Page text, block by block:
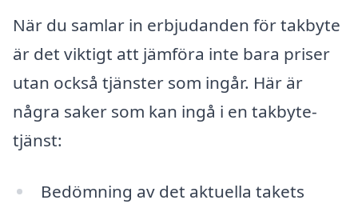
När du samlar in erbjudanden för takbyte
är det viktigt att jämföra inte bara priser
utan också tjänster som ingår. Här är
några saker som kan ingå i en takbyte-
tjänst:
Bedömning av det aktuella takets